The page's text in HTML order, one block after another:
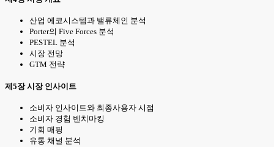
산업 에코시스템과 밸류체인 분석
Porter의 Five Forces 분석
PESTEL 분석
시장 전망
GTM 전략
제5장 시장 인사이트
소비자 인사이트와 최종사용자 시점
소비자 경험 벤치마킹
기회 매핑
유통 채널 분석